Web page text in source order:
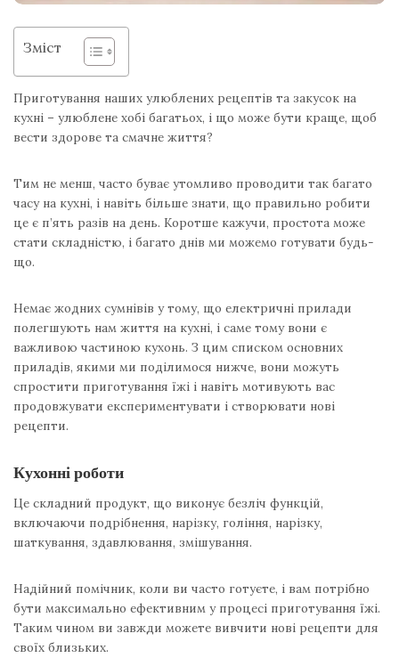
Зміст
Приготування наших улюблених рецептів та закусок на
кухні – улюблене хобі багатьох, і що може бути краще, щоб
вести здорове та смачне життя?
Тим не менш, часто буває утомливо проводити так багато
часу на кухні, і навіть більше знати, що правильно робити
це є п’ять разів на день. Коротше кажучи, простота може
стати складністю, і багато днів ми можемо готувати будь-
що.
Немає жодних сумнівів у тому, що електричні прилади
полегшують нам життя на кухні, і саме тому вони є
важливою частиною кухонь. З цим списком основних
приладів, якими ми поділимося нижче, вони можуть
спростити приготування їжі і навіть мотивують вас
продовжувати експериментувати і створювати нові
рецепти.
Кухонні роботи
Це складний продукт, що виконує безліч функцій,
включаючи подрібнення, нарізку, гоління, нарізку,
шаткування, здавлювання, змішування.
Надійний помічник, коли ви часто готуєте, і вам потрібно
бути максимально ефективним у процесі приготування їжі.
Таким чином ви завжди можете вивчити нові рецепти для
своїх близьких.